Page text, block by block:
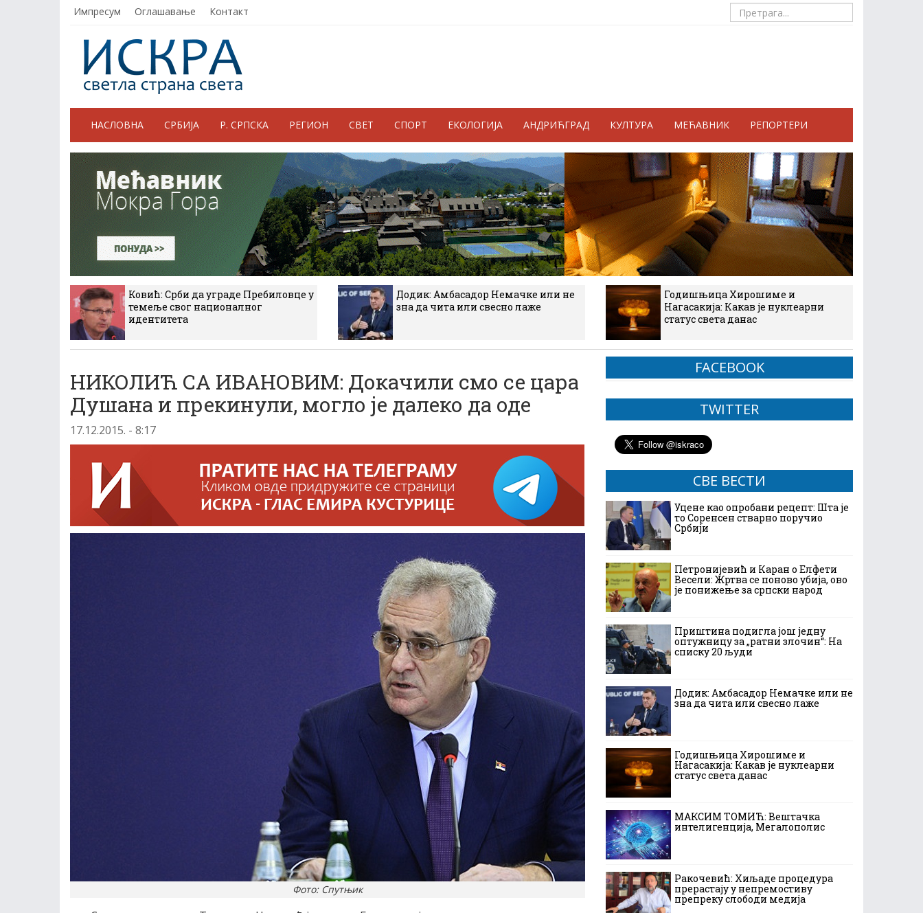
Импресум Оглашавање Контакт
НАСЛОВНА СРБИЈА Р. СРПСКА РЕГИОН СВЕТ СПОРТ ЕКОЛОГИЈА АНДРИЋГРАД КУЛТУРА МЕЋАВНИК РЕПОРТЕРИ
Ковић: Срби да уграде Пребиловце у
темеље свог националног
идентитета
Додик: Амбасадор Немачке или не
зна да чита или свесно лаже
Годишњица Хирошиме и
Нагасакија: Какав је нуклеарни
статус света данас
НИКОЛИЋ СА ИВАНОВИМ: Докачили смо се цара
Душана и прекинули, могло је далеко да оде
17.12.2015. - 8:17
Фото: Спутњик
FACEBOOK
TWITTER
СВЕ ВЕСТИ
Уцене као опробани рецепт: Шта је
то Соренсен стварно поручио
Србији
Петронијевић и Каран о Елфети
Весели: Жртва се поново убија, ово
је понижење за српски народ
Приштина подигла још једну
оптужницу за „ратни злочин“: На
списку 20 људи
Додик: Амбасадор Немачке или не
зна да чита или свесно лаже
Годишњица Хирошиме и
Нагасакија: Какав је нуклеарни
статус света данас
МАКСИМ ТОМИЋ: Вештачка
интелигенција, Мегалополис
Ракочевић: Хиљаде процедура
прерастају у непремостиву
препреку слободи медија